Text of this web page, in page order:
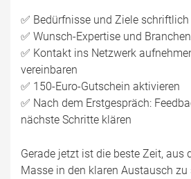
✅ Bedürfnisse und Ziele
✅ Wunsch-Expertise und
✅ Kontakt ins Netzwerk
vereinbaren
✅ 150-Euro-Gutschein aktivieren
✅ Nach dem Erstgespräch:
nächste Schritte klären
Gerade jetzt ist die beste Zeit, aus
Masse in den klaren Austausch zu